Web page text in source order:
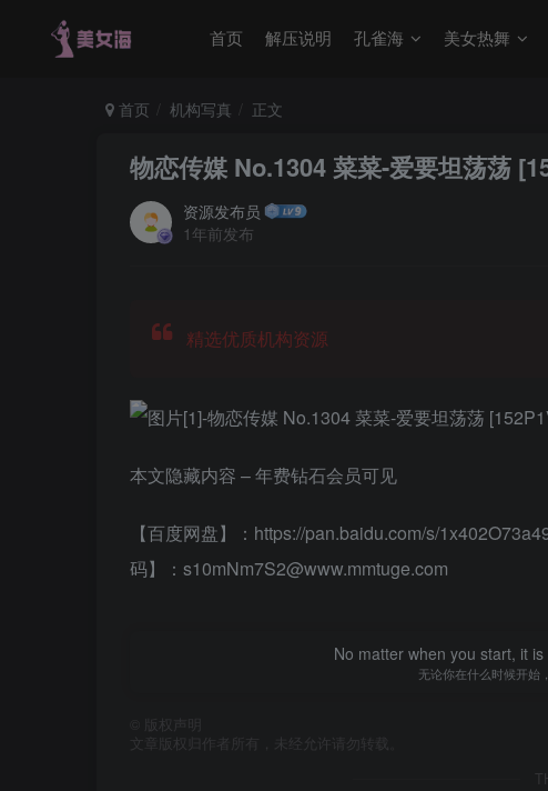
首页 解压说明 孔雀海 美女热舞
首页 机构写真 正文
物恋传媒 No.1304 菜菜-爱要坦荡荡
资源发布员
1年前发布
精选优质机构资源
本文隐藏内容 – 年费钻石会员可见
【百度网盘】：https://pan.baidu.com/s/
码】：s10mNm7S2@www.mmtuge.com
No matter when you start, it
无论你在什么时候开始
版权声明
文章版权归作者所有，未经允许请勿转载。